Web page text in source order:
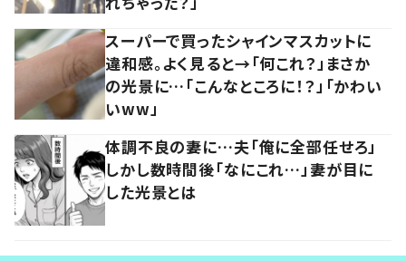
スーパーで買ったシャインマスカットに
違和感。よく見ると→「何これ？」まさか
の光景に…「こんなところに！？」「かわい
いww」
体調不良の妻に…夫「俺に全部任せろ」
しかし数時間後「なにこれ…」妻が目に
した光景とは